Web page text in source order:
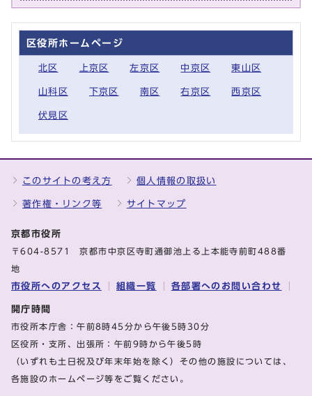
区役所ホームページ
北区 上京区 左京区 中京区 東山区
山科区 下京区 南区 右京区 西京区
伏見区
このサイトの考え方 個人情報の取扱い
著作権・リンク等 サイトマップ
京都市役所
〒604-8571 京都市中京区寺町通御池上る上本能寺前町488番
地
市役所へのアクセス 組織一覧 各部署へのお問い合わせ
開庁時間
市役所本庁舎：午前8時45分から午後5時30分
区役所・支所、出張所：午前9時から午後5時
（いずれも土日祝及び年末年始を除く）その他の施設については、
各施設のホームページ等をご覧ください。